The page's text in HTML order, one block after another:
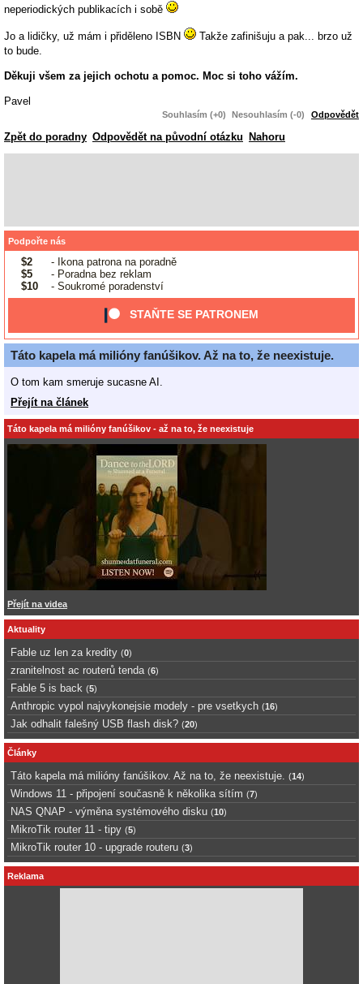
neperiodických publikacích i sobě
Jo a lidičky, už mám i přiděleno ISBN
Takže zafinišuju a pak... brzo už
to bude.
Děkuji všem za jejich ochotu a pomoc. Moc si toho vážím.
Pavel
Souhlasím (+0) Nesouhlasím (-0) Odpovědět
Zpět do poradny Odpovědět na původní otázku Nahoru
Podpořte nás
$2
- Ikona patrona na poradně
$5
- Poradna bez reklam
$10
- Soukromé poradenství
STAŇTE SE PATRONEM
Táto kapela má milióny fanúšikov. Až na to, že neexistuje.
O tom kam smeruje sucasne AI.
Přejít na článek
Táto kapela má milióny fanúšikov - až na to, že neexistuje
Přejít na videa
Aktuality
Fable uz len za kredity (0)
zranitelnost ac routerů tenda (6)
Fable 5 is back (5)
Anthropic vypol najvykonejsie modely - pre vsetkych (16)
Jak odhalit falešný USB flash disk? (20)
Články
Táto kapela má milióny fanúšikov. Až na to, že neexistuje. (14)
Windows 11 - připojení současně k několika sítím (7)
NAS QNAP - výměna systémového disku (10)
MikroTik router 11 - tipy (5)
MikroTik router 10 - upgrade routeru (3)
Reklama